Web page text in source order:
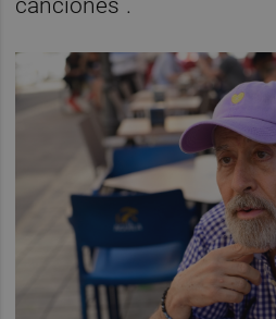
canciones”.